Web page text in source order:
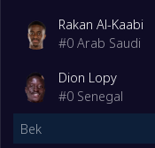
Rakan Al-Kaabi
#0 Arab Saudi
Dion Lopy
#0 Senegal
Bek